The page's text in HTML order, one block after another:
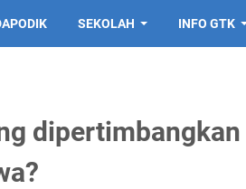
SEKOLAH INFO GTK
dipertimbangkan